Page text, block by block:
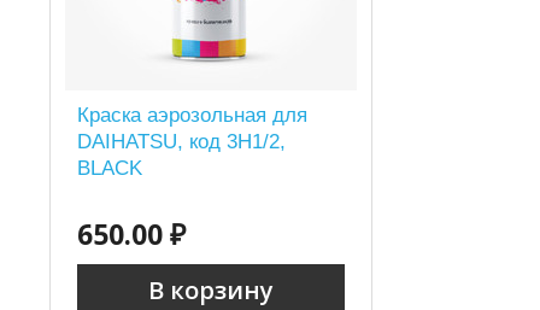
Краска аэрозольная для
DAIHATSU, код 3H1/2,
BLACK
650.00 ₽
В корзину